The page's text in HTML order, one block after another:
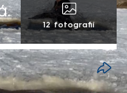
12 fotografií